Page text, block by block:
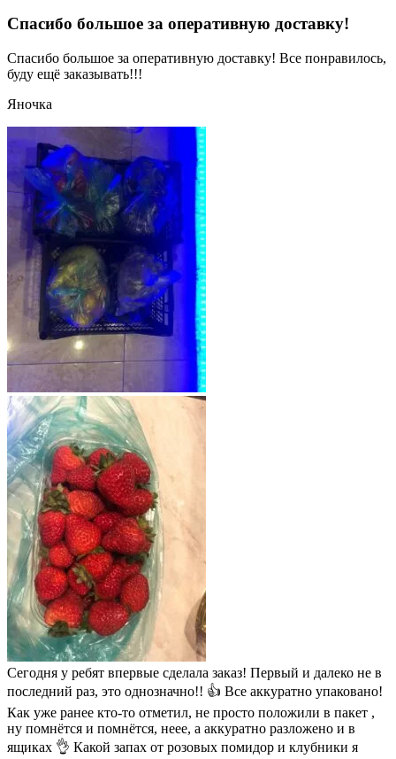
Спасибо большое за оперативную доставку!
Спасибо большое за оперативную доставку! Все понравилось,
буду ещё заказывать!!!
Яночка
Сегодня у ребят впервые сделала заказ! Первый и далеко не в
последний раз, это однозначно!! 👍 Все аккуратно упаковано!
Как уже ранее кто-то отметил, не просто положили в пакет ,
ну помнётся и помнётся, неее, а аккуратно разложено и в
ящиках 👌 Какой запах от розовых помидор и клубники я